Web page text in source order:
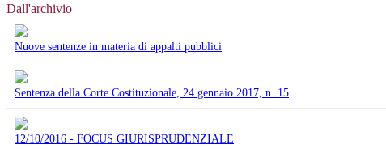
Dall'archivio
Nuove sentenze in materia di appalti pubblici
Sentenza della Corte Costituzionale, 24 gennaio 2017, n. 15
12/10/2016 - FOCUS GIURISPRUDENZIALE